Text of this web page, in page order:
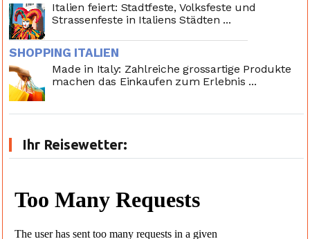
Italien feiert: Stadtfeste, Volksfeste und
Strassenfeste in Italiens Städten ...
SHOPPING ITALIEN
Made in Italy: Zahlreiche grossartige Produkte
machen das Einkaufen zum Erlebnis ...
Ihr Reisewetter: